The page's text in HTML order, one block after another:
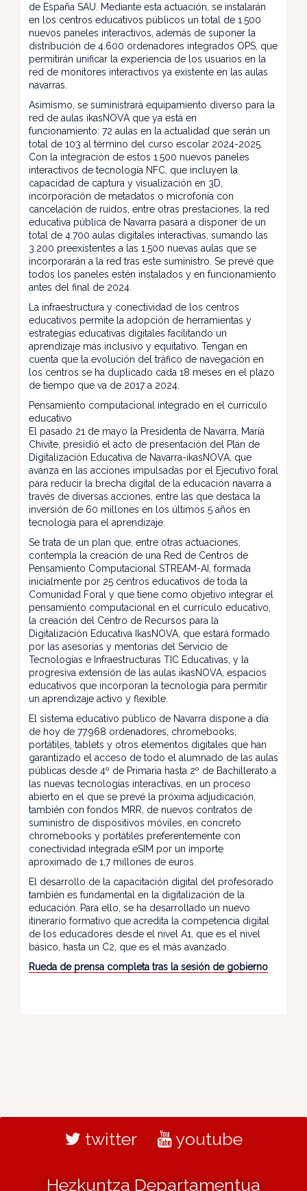
de España SAU. Mediante esta actuación, se instalarán
en los centros educativos públicos un total de 1.500
nuevos paneles interactivos, además de suponer la
distribución de 4.600 ordenadores integrados OPS, que
permitirán unificar la experiencia de los usuarios en la
red de monitores interactivos ya existente en las aulas
navarras.
Asimismo, se suministrará equipamiento diverso para la
red de aulas ikasNOVA que ya está en
funcionamiento: 72 aulas en la actualidad que serán un
total de 103 al término del curso escolar 2024-2025.
Con la integración de estos 1.500 nuevos paneles
interactivos de tecnología NFC, que incluyen la
capacidad de captura y visualización en 3D,
incorporación de metadatos o microfonía con
cancelación de ruidos, entre otras prestaciones, la red
educativa pública de Navarra pasará a disponer de un
total de 4.700 aulas digitales interactivas, sumando las
3.200 preexistentes a las 1.500 nuevas aulas que se
incorporarán a la red tras este suministro. Se prevé que
todos los paneles estén instalados y en funcionamiento
antes del final de 2024.
La infraestructura y conectividad de los centros
educativos permite la adopción de herramientas y
estrategias educativas digitales facilitando un
aprendizaje más inclusivo y equitativo. Tengan en
cuenta que la evolución del tráfico de navegación en
los centros se ha duplicado cada 18 meses en el plazo
de tiempo que va de 2017 a 2024.
Pensamiento computacional integrado en el currículo
educativo
El pasado 21 de mayo la Presidenta de Navarra, María
Chivite, presidió el acto de presentación del Plan de
Digitalización Educativa de Navarra-ikasNOVA, que
avanza en las acciones impulsadas por el Ejecutivo foral
para reducir la brecha digital de la educación navarra a
través de diversas acciones, entre las que destaca la
inversión de 60 millones en los últimos 5 años en
tecnología para el aprendizaje.
Se trata de un plan que, entre otras actuaciones,
contempla la creación de una Red de Centros de
Pensamiento Computacional STREAM-AI, formada
inicialmente por 25 centros educativos de toda la
Comunidad Foral y que tiene como objetivo integrar el
pensamiento computacional en el currículo educativo,
la creación del Centro de Recursos para la
Digitalización Educativa IkasNOVA, que estará formado
por las asesorías y mentorías del Servicio de
Tecnologías e Infraestructuras TIC Educativas, y la
progresiva extensión de las aulas ikasNOVA, espacios
educativos que incorporan la tecnología para permitir
un aprendizaje activo y flexible.
El sistema educativo público de Navarra dispone a día
de hoy de 77.968 ordenadores, chromebooks,
portátiles, tablets y otros elementos digitales que han
garantizado el acceso de todo el alumnado de las aulas
públicas desde 4º de Primaria hasta 2º de Bachillerato a
las nuevas tecnologías interactivas, en un proceso
abierto en el que se prevé la próxima adjudicación,
también con fondos MRR, de nuevos contratos de
suministro de dispositivos móviles, en concreto
chromebooks y portátiles preferentemente con
conectividad integrada eSIM por un importe
aproximado de 1,7 millones de euros.
El desarrollo de la capacitación digital del profesorado
también es fundamental en la digitalización de la
educación. Para ello, se ha desarrollado un nuevo
itinerario formativo que acredita la competencia digital
de los educadores desde el nivel A1, que es el nivel
básico, hasta un C2, que es el más avanzado.
Rueda de prensa completa tras la sesión de gobierno
twitter youtube
Hezkuntza Departamentua